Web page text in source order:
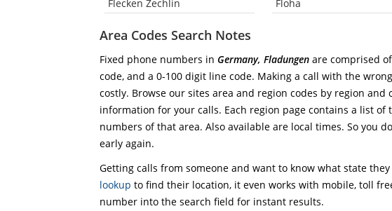
Flecken Zechlin
Floha
Area Codes Search Notes
Fixed phone numbers in Germany, Fladungen are comprised
code, and a 0-100 digit line code. Making a call with the
costly. Browse our sites area and region codes by region
information for your calls. Each region page contains a list
numbers of that area. Also available are local times. So you
early again.
Getting calls from someone and want to know what state
lookup to find their location, it even works with mobile, toll
number into the search field for instant results.